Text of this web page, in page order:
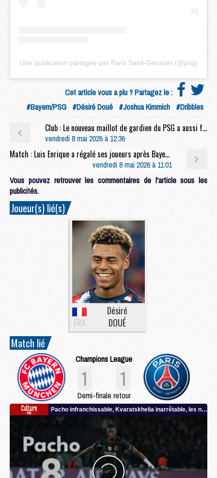
Une publication partagée par Paris Saint-Germain (@psg)
Cet article vous a plu ? Partagez le :
#Bayern/PSG #Désiré Doué #Joshua Kimmich #Dribbles
Club : Le nouveau maillot de gardien du PSG a aussi fuité
vendredi 8 mai 2026 à 12:36
Match : Luis Enrique a régalé ses joueurs après Bayern/PSG
vendredi 8 mai 2026 à 11:01
Vous pouvez retrouver les commentaires de l'article sous les
publicités.
Joueur(s) lié(s)
FRA
Désiré
DOUÉ
Match lié
Champions League
1 1
Demi-finale retour